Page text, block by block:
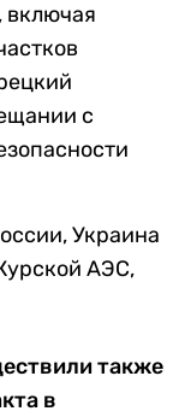
включая
с
Украина
АЭС,
также
в